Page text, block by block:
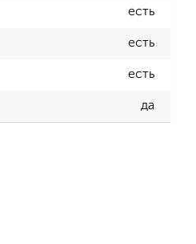
есть
есть
есть
да